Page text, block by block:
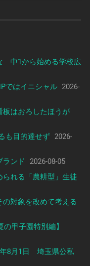
中1から始める学校広
ではイニシャル 2026-
板はおろしたほうが
も目的達せず 2026-
ランド
2026-08-05
れる「農耕型」生徒
対象を改めて考える
甲子園特別編】
8月1日 埼玉県公私